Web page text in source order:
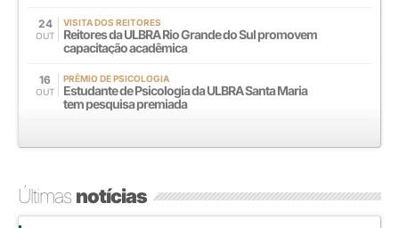
24
OUT
VISITA DOS REITORES
Reitores da ULBRA Rio Grande do Sul promovem
capacitação acadêmica
16
OUT
PRÊMIO DE PSICOLOGIA
Estudante de Psicologia da ULBRA Santa Maria
tem pesquisa premiada
Últimasnotícias